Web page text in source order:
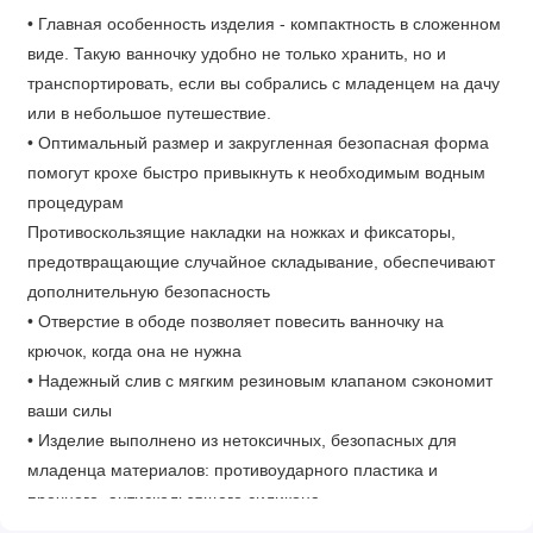
• Главная особенность изделия - компактность в сложенном
виде. Такую ванночку удобно не только хранить, но и
транспортировать, если вы собрались с младенцем на дачу
или в небольшое путешествие.
• Оптимальный размер и закругленная безопасная форма
помогут крохе быстро привыкнуть к необходимым водным
процедурам
Противоскользящие накладки на ножках и фиксаторы,
предотвращающие случайное складывание, обеспечивают
дополнительную безопасность
• Отверстие в ободе позволяет повесить ванночку на
крючок, когда она не нужна
• Надежный слив с мягким резиновым клапаном сэкономит
ваши силы
• Изделие выполнено из нетоксичных, безопасных для
младенца материалов: противоударного пластика и
прочного, антискользящего силикона